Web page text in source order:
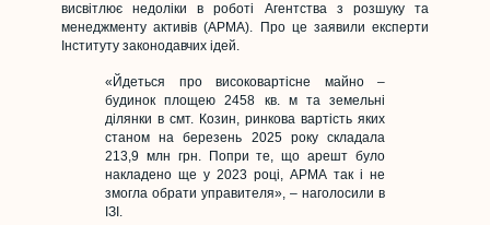
висвітлює недоліки в роботі Агентства з розшуку та
менеджменту активів (АРМА). Про це заявили експерти
Інституту законодавчих ідей.
«Йдеться про високовартісне майно –
будинок площею 2458 кв. м та земельні
ділянки в смт. Козин, ринкова вартість яких
станом на березень 2025 року складала
213,9 млн грн. Попри те, що арешт було
накладено ще у 2023 році, АРМА так і не
змогла обрати управителя», – наголосили в
ІЗІ.